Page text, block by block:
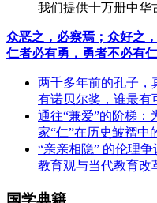
我们提供十万册中华
众恶之，必察焉；众好之，
仁者必有勇，勇者不必有仁
两千多年前的孔子，
有诺贝尔奖，谁最有
通往“兼爱”的阶梯：
家“仁”在历史皱褶中
“亲亲相隐” 的伦理
教育观与当代教育改
国学典籍